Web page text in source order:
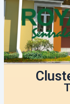
Skip
to
content